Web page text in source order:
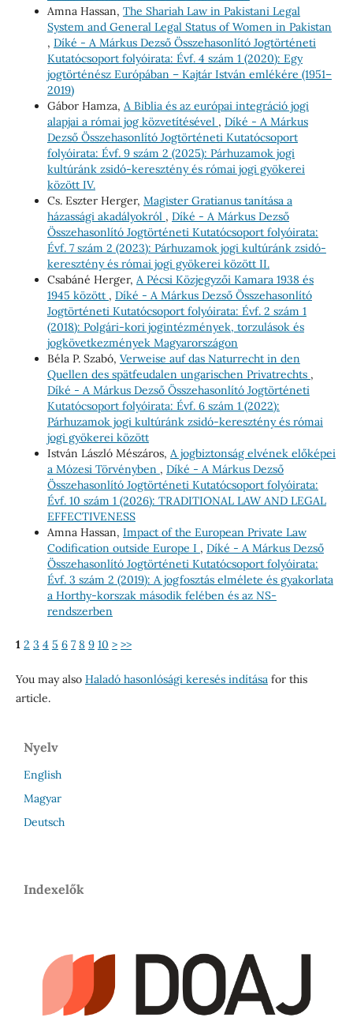
Amna Hassan, The Shariah Law in Pakistani Legal
System and General Legal Status of Women in Pakistan
, Díké - A Márkus Dezső Összehasonlító Jogtörténeti
Kutatócsoport folyóirata: Évf. 4 szám 1 (2020): Egy
jogtörténész Európában – Kajtár István emlékére (1951–
2019)
Gábor Hamza, A Biblia és az európai integráció jogi
alapjai a római jog közvetítésével , Díké - A Márkus
Dezső Összehasonlító Jogtörténeti Kutatócsoport
folyóirata: Évf. 9 szám 2 (2025): Párhuzamok jogi
kultúránk zsidó-keresztény és római jogi gyökerei
között IV.
Cs. Eszter Herger, Magister Gratianus tanítása a
házassági akadályokról , Díké - A Márkus Dezső
Összehasonlító Jogtörténeti Kutatócsoport folyóirata:
Évf. 7 szám 2 (2023): Párhuzamok jogi kultúránk zsidó-
keresztény és római jogi gyökerei között II.
Csabáné Herger, A Pécsi Közjegyzői Kamara 1938 és
1945 között , Díké - A Márkus Dezső Összehasonlító
Jogtörténeti Kutatócsoport folyóirata: Évf. 2 szám 1
(2018): Polgári-kori jogintézmények, torzulások és
jogkövetkezmények Magyarországon
Béla P. Szabó, Verweise auf das Naturrecht in den
Quellen des spätfeudalen ungarischen Privatrechts ,
Díké - A Márkus Dezső Összehasonlító Jogtörténeti
Kutatócsoport folyóirata: Évf. 6 szám 1 (2022):
Párhuzamok jogi kultúránk zsidó-keresztény és római
jogi gyökerei között
István László Mészáros, A jogbiztonság elvének előképei
a Mózesi Törvényben , Díké - A Márkus Dezső
Összehasonlító Jogtörténeti Kutatócsoport folyóirata:
Évf. 10 szám 1 (2026): TRADITIONAL LAW AND LEGAL
EFFECTIVENESS
Amna Hassan, Impact of the European Private Law
Codification outside Europe I , Díké - A Márkus Dezső
Összehasonlító Jogtörténeti Kutatócsoport folyóirata:
Évf. 3 szám 2 (2019): A jogfosztás elmélete és gyakorlata
a Horthy-korszak második felében és az NS-
rendszerben
1 2 3 4 5 6 7 8 9 10 > >>
You may also Haladó hasonlósági keresés indításafor this
article.
Nyelv
English
Magyar
Deutsch
Indexelők